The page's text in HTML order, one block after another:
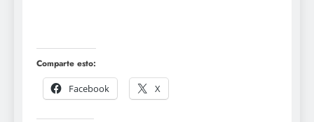
Comparte esto:
Facebook
X